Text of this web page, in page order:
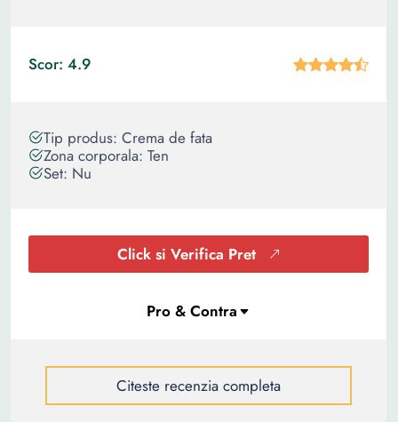
Scor: 4.9
Tip produs: Crema de fata
Zona corporala: Ten
Set: Nu
Click si Verifica Pret
Citeste recenzia completa